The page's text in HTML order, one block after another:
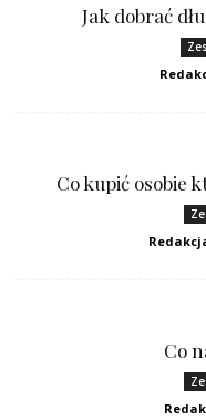
Jak dobrać
Co kupić osobie
Co